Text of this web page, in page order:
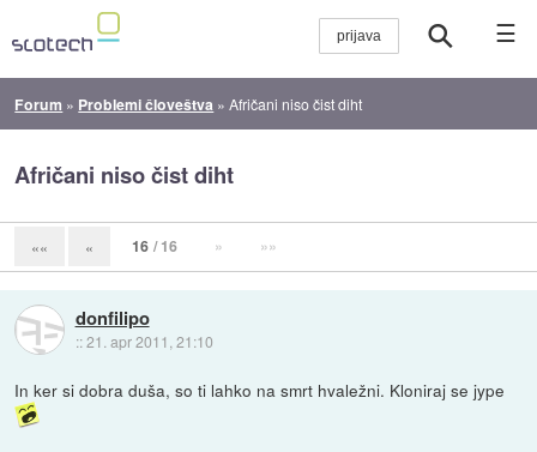
☰
Forum » Problemi človeštva »Afričani niso čist diht
Afričani niso čist diht
«« « 16 / 16 » »»
donfilipo
::21. apr 2011, 21:10
In ker si dobra duša, so ti lahko na smrt hvaležni. Kloniraj se jype